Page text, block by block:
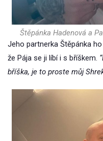
Štěpánka Hadenová a
Jeho partnerka Štěpánka
že Pája se ji líbí i s bříškem.
bříška, je to proste můj